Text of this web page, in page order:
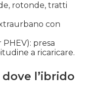
rotonde, tratti
con
PHEV): presa
a ricaricare.
l’ibrido